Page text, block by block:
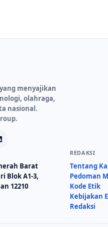
menyajikan
olahraga,
nasional.
Barat
Blok A1-3,
12210
REDAKSI
Tentang
Pedoman
Kode Etik
Kebijakan
Redaksi